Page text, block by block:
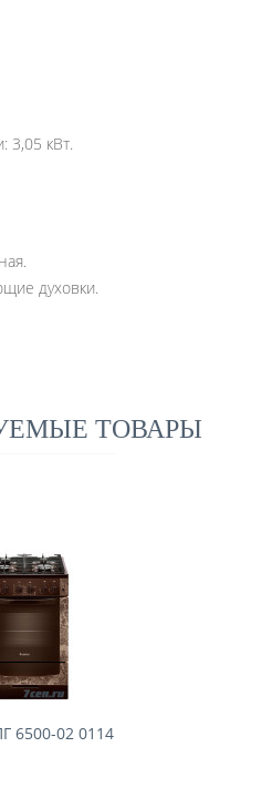
3,05 кВт.
духовки.
ТОВАРЫ
6500-02 0114